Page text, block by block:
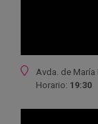
Ubicación
Avda. de
Horario: 19:30